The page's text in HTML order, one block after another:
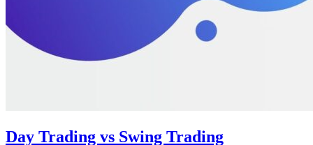
Day Trading vs Swing Trading